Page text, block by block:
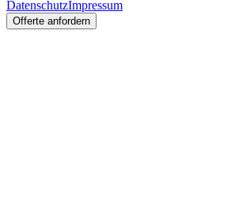
DatenschutzImpressum
Offerte anfordern